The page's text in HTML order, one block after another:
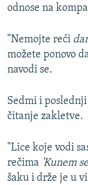
odnose na
"Nemojte reći
možete ponovo
navodi se.
Sedmi i
čitanje zakletve.
"Lice koje vodi
rečima 'Kunem
šaku i drže je u